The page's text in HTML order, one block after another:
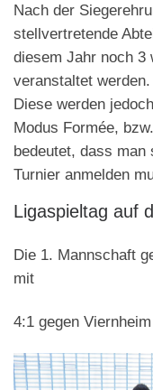
Nach der
stellvertretende
diesem Jahr noch 3
veranstaltet werden.
Diese werden
Modus Formée,
bedeutet, dass
Turnier anmelden
Ligaspieltag auf
Die 1. Mannschaft
mit
4:1 gegen